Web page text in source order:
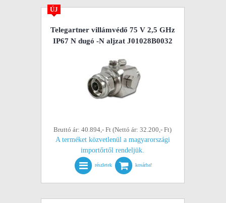
ÚJ
Telegartner villámvédő 75 V 2,5 GHz
IP67 N dugó -N aljzat J01028B0032
Bruttó ár: 40.894,- Ft (Nettó ár: 32.200,- Ft)
A terméket közvetlenül a magyarországi
importőrtől rendeljük.
részletek kosárba!